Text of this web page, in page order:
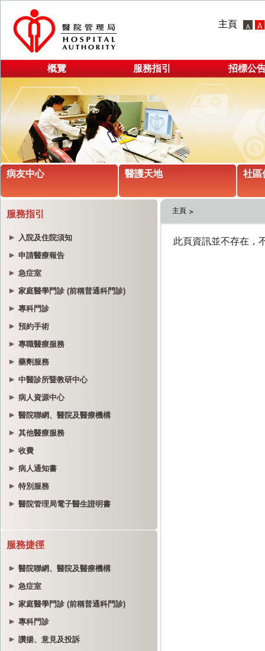
主頁
概覽 服務指引 招標公
病友中心 醫護天地 社區
服務指引
入院及住院須知
申請醫療報告
急症室
家庭醫學門診 (前稱普通科門診)
專科門診
預約手術
專職醫療服務
藥劑服務
中醫診所暨教研中心
病人資源中心
醫院聯網、醫院及醫療機構
其他醫療服務
收費
病人通知書
特別服務
醫院管理局電子醫生證明書
服務捷徑
醫院聯網、醫院及醫療機構
急症室
家庭醫學門診 (前稱普通科門診)
專科門診
讚揚、意見及投訴
主頁